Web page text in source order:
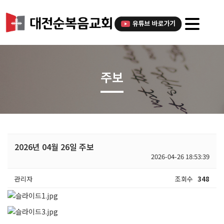
주보
2026년 04월 26일 주보
2026-04-26 18:53:39
관리자 조회수 348